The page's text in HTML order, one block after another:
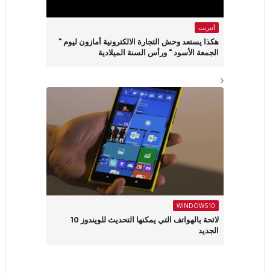
أنترنت
هكذا يستعد وحش التجارة الالكترونية أمازون ليوم "
الجمعة الأسود " ورأس السنة الميلادية
WINDOWS10
لائحة بالهواتف التي يمكنها التحديث للويندوز 10
الجديد